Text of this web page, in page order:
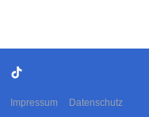
Impressum Datenschutz